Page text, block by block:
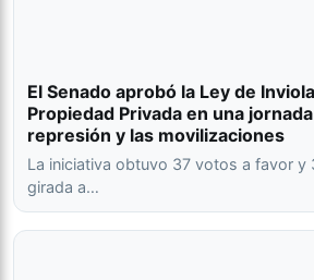
El Senado aprobó la Ley de
Propiedad Privada en una
represión y las movilizaciones
La iniciativa obtuvo 37 votos a favor y
girada a…